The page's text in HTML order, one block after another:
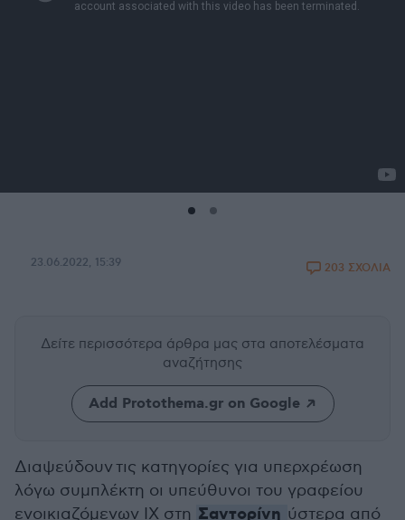
23.06.2022, 15:39 203 ΣΧΟΛΙΑ
Δείτε περισσότερα άρθρα μας στα αποτελέσματα
αναζήτησης
Add Protothema.gr on Google
Διαψεύδουν τις κατηγορίες για υπερχρέωση
λόγω συμπλέκτη οι υπεύθυνοι του γραφείου
ενοικιαζόμενων ΙΧ στη Σαντορίνη ύστερα από